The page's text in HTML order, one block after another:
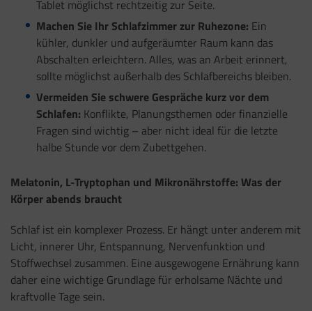
Tablet möglichst rechtzeitig zur Seite.
Machen Sie Ihr Schlafzimmer zur Ruhezone: Ein
kühler, dunkler und aufgeräumter Raum kann das
Abschalten erleichtern. Alles, was an Arbeit erinnert,
sollte möglichst außerhalb des Schlafbereichs bleiben.
Vermeiden Sie schwere Gespräche kurz vor dem
Schlafen: Konflikte, Planungsthemen oder finanzielle
Fragen sind wichtig – aber nicht ideal für die letzte
halbe Stunde vor dem Zubettgehen.
Melatonin, L-Tryptophan und Mikronährstoffe: Was der
Körper abends braucht
Schlaf ist ein komplexer Prozess. Er hängt unter anderem mit
Licht, innerer Uhr, Entspannung, Nervenfunktion und
Stoffwechsel zusammen. Eine ausgewogene Ernährung kann
daher eine wichtige Grundlage für erholsame Nächte und
kraftvolle Tage sein.